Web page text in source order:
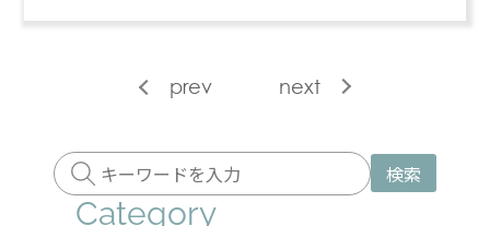
prev next
検索
Category